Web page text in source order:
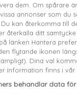
GPSR
M
dem. Om spårare
annonser som du
kan återkomma till
återkalla ditt
länken Hantera
flytande ikonen
Dina val
information finns i vår
behandlar data